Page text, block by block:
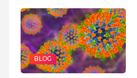
BLOG